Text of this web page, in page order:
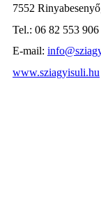
7552
Tel.: 06 82 553
E-mail:
www.sziagyisuli.hu